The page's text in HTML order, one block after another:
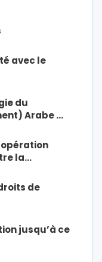
avec le
du
Arabe …
opération
la…
de
jusqu’à ce